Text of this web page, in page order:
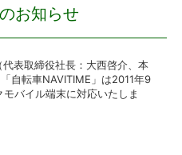
お知らせ
表取締役社長：大西啓介、本
自転車NAVITIME」は2011年9
バイル端末に対応いたしま